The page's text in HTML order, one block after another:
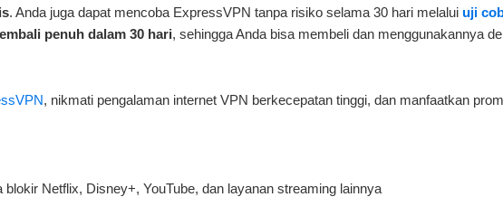
. Anda juga dapat mencoba ExpressVPN tanpa risiko selama 30 hari melalui uji
penuh dalam 30 hari, sehingga Anda bisa membeli dan menggunakannya
, nikmati pengalaman internet VPN berkecepatan tinggi, dan manfaatkan
Netflix, Disney+, YouTube, dan layanan streaming lainnya